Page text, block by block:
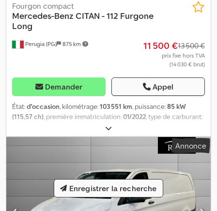
Perugia (PG) 875 km
Fourgon compact
Mercedes-Benz CITAN - 112 Furgone
Long
11 500 €13 500 €
prix fixe hors TVA
(14 030 € brut)
Demander Appel
État:d'occasion, kilométrage:103 551 km, puissance:85 kW
(115,57 ch), première immatriculation:01/2022, type de carburant:
, poids maximal de charge:438 kg
4x2, couleur:blanc, type d'engrenage:mécanique, classe
d'émission:Euro 6, suspension:acier, nombre de sièges:2,
informations ne constituent pas un élément contractuel.
Dodpfevii Ikox Aqrswa
Annonce
Enregistrer la recherche